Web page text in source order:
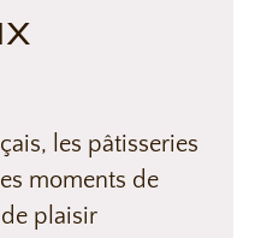
les pâtisseries
moments de
plaisir